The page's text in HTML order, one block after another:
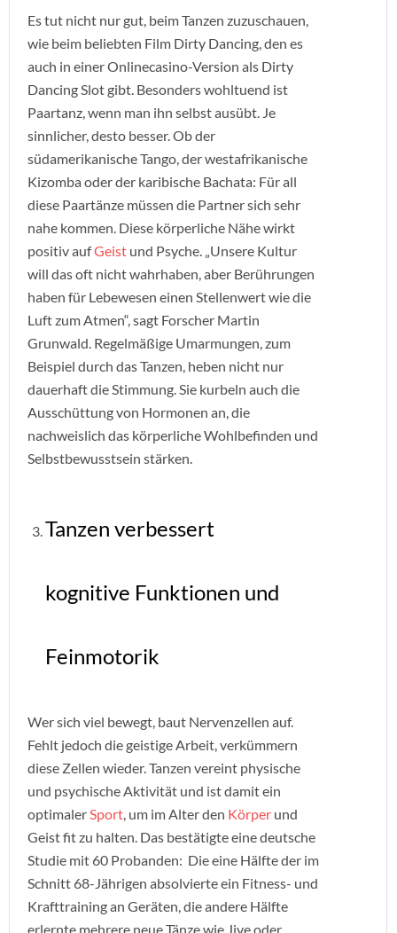
Es tut nicht nur gut, beim Tanzen zuzuschauen,
wie beim beliebten Film Dirty Dancing, den es
auch in einer Onlinecasino-Version als Dirty
Dancing Slot gibt. Besonders wohltuend ist
Paartanz, wenn man ihn selbst ausübt. Je
sinnlicher, desto besser. Ob der
südamerikanische Tango, der westafrikanische
Kizomba oder der karibische Bachata: Für all
diese Paartänze müssen die Partner sich sehr
nahe kommen. Diese körperliche Nähe wirkt
positiv aufGeist und Psyche. „Unsere Kultur
will das oft nicht wahrhaben, aber Berührungen
haben für Lebewesen einen Stellenwert wie die
Luft zum Atmen“, sagt Forscher Martin
Grunwald. Regelmäßige Umarmungen, zum
Beispiel durch das Tanzen, heben nicht nur
dauerhaft die Stimmung. Sie kurbeln auch die
Ausschüttung von Hormonen an, die
nachweislich das körperliche Wohlbefinden und
Selbstbewusstsein stärken.
Tanzen verbessert
kognitive Funktionen und
Feinmotorik
Wer sich viel bewegt, baut Nervenzellen auf.
Fehlt jedoch die geistige Arbeit, verkümmern
diese Zellen wieder. Tanzen vereint physische
und psychische Aktivität und ist damit ein
optimaler Sport , um im Alter den Körper und
Geist fit zu halten. Das bestätigte eine deutsche
Studie mit 60 Probanden: Die eine Hälfte der im
Schnitt 68-Jährigen absolvierte ein Fitness- und
Krafttraining an Geräten, die andere Hälfte
erlernte mehrere neue Tänze wie Jive oder